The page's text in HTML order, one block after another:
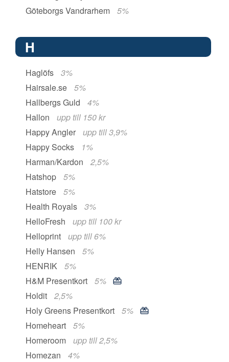
Göteborgs Vandrarhem
5%
H
Haglöfs
3%
Hairsale.se
5%
Hallbergs Guld
4%
Hallon
upp till 150 kr
Happy Angler
upp till 3,9%
Happy Socks
1%
Harman/Kardon
2,5%
Hatshop
5%
Hatstore
5%
Health Royals
3%
HelloFresh
upp till 100 kr
Helloprint
upp till 6%
Helly Hansen
5%
HENRIK
5%
H&M Presentkort
5%
Holdit
2,5%
Holy Greens Presentkort
5%
Homeheart
5%
Homeroom
upp till 2,5%
Homezan
4%